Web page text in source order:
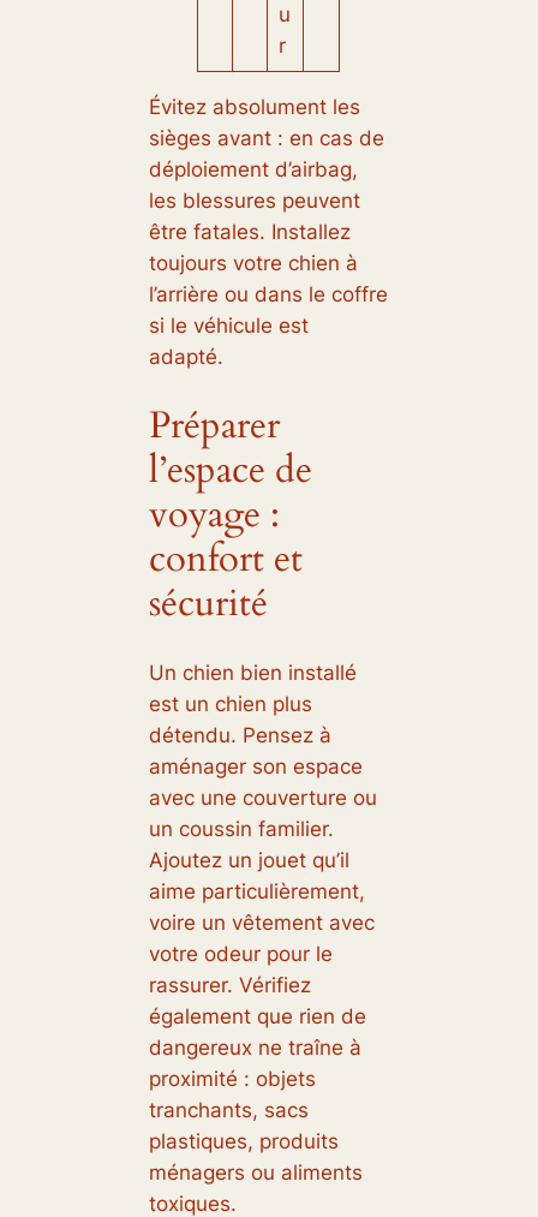
u
r
Évitez absolument les
sièges avant : en cas de
déploiement d’airbag,
les blessures peuvent
être fatales. Installez
toujours votre chien à
l’arrière ou dans le coffre
si le véhicule est
adapté.
Préparer
l’espace de
voyage :
confort et
sécurité
Un chien bien installé
est un chien plus
détendu. Pensez à
aménager son espace
avec une couverture ou
un coussin familier.
Ajoutez un jouet qu’il
aime particulièrement,
voire un vêtement avec
votre odeur pour le
rassurer. Vérifiez
également que rien de
dangereux ne traîne à
proximité : objets
tranchants, sacs
plastiques, produits
ménagers ou aliments
toxiques.